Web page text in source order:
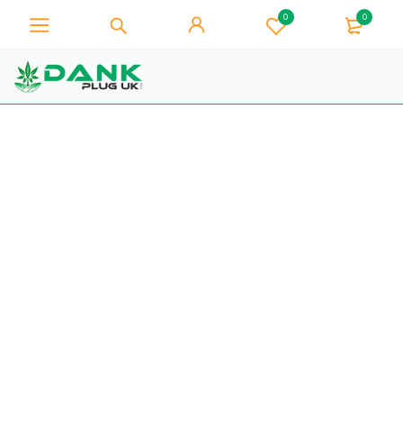
0 0
För Weed Lover - Få 10%
omedelbar rabatt på varje
"WELCOME10"